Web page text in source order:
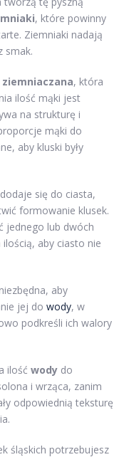
, które powinny
Ziemniaki nadają
smak.
, która
ilość mąki jest
na strukturę i
mąki do
aby kluski były
się do ciasta,
formowanie klusek.
jednego lub dwóch
aby ciasto nie
aby
jej do wody, w
podkreśli ich walory
ilość wody do
i wrząca, zanim
odpowiednią teksturę
śląskich potrzebujesz